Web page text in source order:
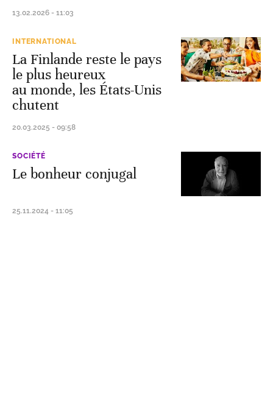
13.02.2026 - 11:03
INTERNATIONAL
La Finlande reste le pays
le plus heureux
au monde, les États-Unis
chutent
20.03.2025 - 09:58
SOCIÉTÉ
Le bonheur conjugal
25.11.2024 - 11:05